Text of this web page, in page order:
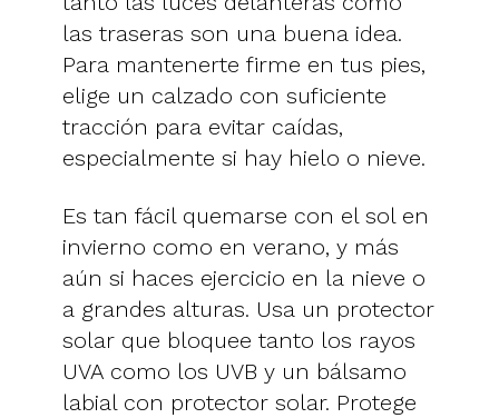
las traseras son una buena idea.
Para mantenerte firme en tus pies,
elige un calzado con suficiente
tracción para evitar caídas,
especialmente si hay hielo o nieve.
Es tan fácil quemarse con el sol en
invierno como en verano, y más
aún si haces ejercicio en la nieve o
a grandes alturas. Usa un protector
solar que bloquee tanto los rayos
UVA como los UVB y un bálsamo
labial con protector solar. Protege